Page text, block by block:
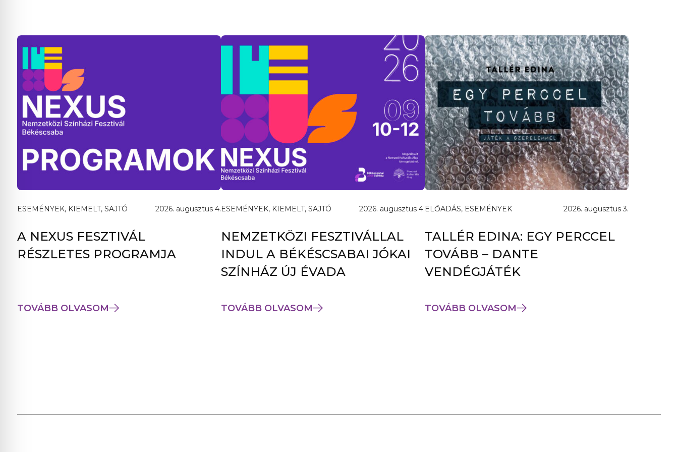
ESEMÉNYEK, KIEMELT, SAJTÓ 2026. augusztus 4.
A NEXUS FESZTIVÁL
RÉSZLETES PROGRAMJA
TOVÁBB OLVASOM
ESEMÉNYEK, KIEMELT, SAJTÓ 2026. augusztus 4.
NEMZETKÖZI FESZTIVÁLLAL
INDUL A BÉKÉSCSABAI JÓKAI
SZÍNHÁZ ÚJ ÉVADA
TOVÁBB OLVASOM
ELŐADÁS, ESEMÉNYEK 2026. augusztus 3.
TALLÉR EDINA: EGY PERCCEL
TOVÁBB – DANTE
VENDÉGJÁTÉK
TOVÁBB OLVASOM